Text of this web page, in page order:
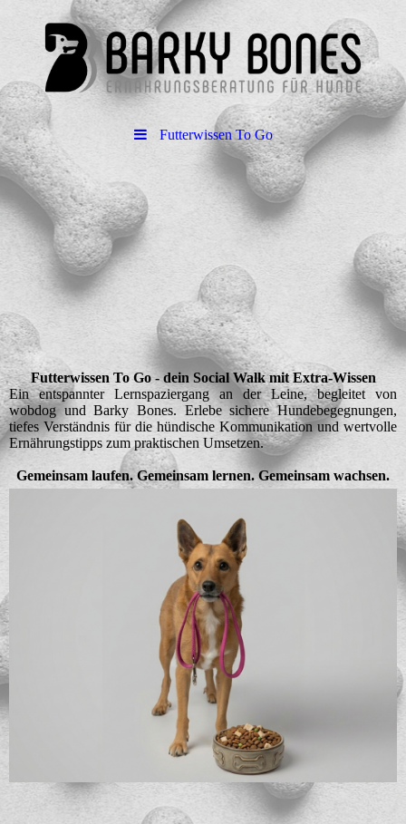
Futterwissen To Go
Futterwissen To Go - dein Social Walk mit Extra-Wissen
Ein entspannter Lernspaziergang an der Leine, begleitet von
wobdog und Barky Bones. Erlebe sichere Hundebegegnungen,
tiefes Verständnis für die hündische Kommunikation und wertvolle
Ernährungstipps zum praktischen Umsetzen.
Gemeinsam laufen. Gemeinsam lernen. Gemeinsam wachsen.